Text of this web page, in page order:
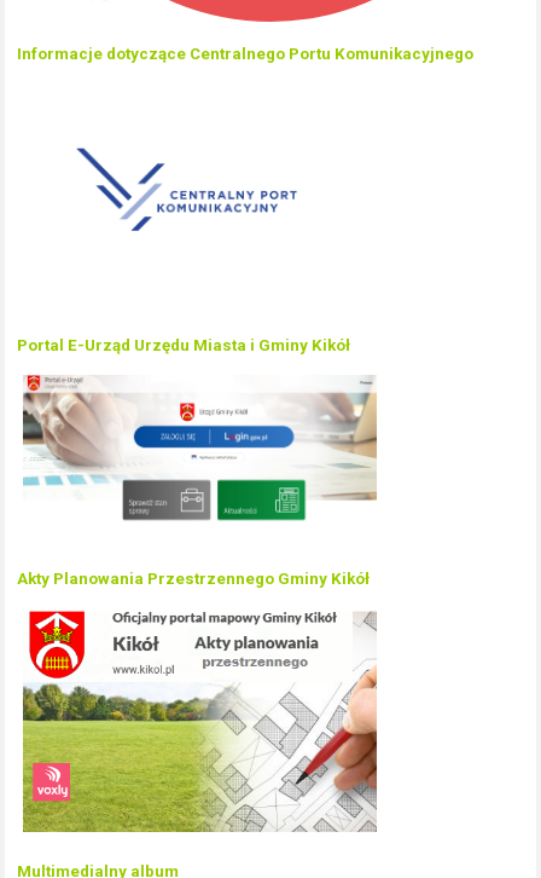
Informacje dotyczące Centralnego Portu Komunikacyjnego
Portal E-Urząd Urzędu Miasta i Gminy Kikół
Akty Planowania Przestrzennego Gminy Kikół
Multimedialny album